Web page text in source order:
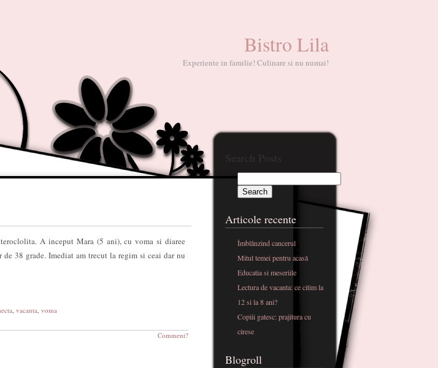
Bistro Lila
Experiente in familie! Culinare si nu numai!
A inceput Mara (5 ani), cu voma si diaree
38 grade. Imediat am trecut la regim si ceai dar nu
, vacanta, voma
Comment?
Search Posts
Articole recente
Îmblânzind cancerul
Mitul temei pentru acasă
Educatia si meseriile
Lectura de vacanta: ce citim la
12 si la 8 ani?
Copiii gatesc: prajitura cu
cirese
Blogroll